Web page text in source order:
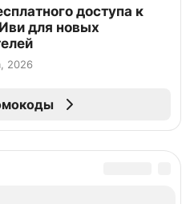
доступа к
для новых
2026